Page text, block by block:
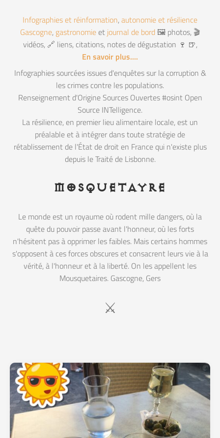
Infographies et réinformation, autonomie et résilience
Gascogne, gastronomie et journal de bord 🖼️ photos, 🎬
vidéos, 🔗 liens, citations, notes de dégustation 🍷 🍺,
En savoir plus....
Infographies sourcées issues d'enquêtes sur la corruption &
les crimes contre les populations.
Renseignement d'Origine Sources Ouvertes #osint Open
Source INTelligence.
La résilience, en premier lieu alimentaire locale, est un
préalable et à intégrer dans toute stratégie de
rétablissement de l'État de droit en France qui n'existe plus
depuis le Traité de Lisbonne.
mosquetayre
Le monde est un royaume où rodent mille dangers, où la
quête du pouvoir passe avant l'honneur, où les forts
n'hésitent pas à opprimer les faibles. Mais certains hommes
s'opposent à ces forces obscures et consacrent leurs vie à la
vérité, à l'honneur et à la liberté. On les appellent les
Mousquetaires. Gascogne, Gers
⚔️